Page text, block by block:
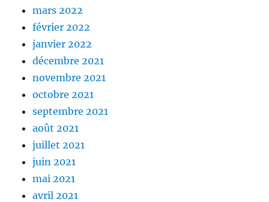
mars 2022
février 2022
janvier 2022
décembre 2021
novembre 2021
octobre 2021
septembre 2021
août 2021
juillet 2021
juin 2021
mai 2021
avril 2021